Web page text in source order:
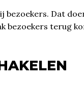
bezoekers. Dat
bezoekers terug